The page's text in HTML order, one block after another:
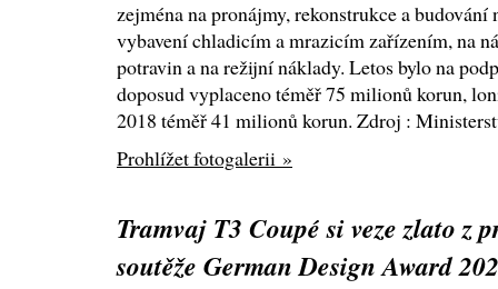
zejména na pronájmy, rekonstrukce a
vybavení chladicím a mrazicím zařízením, na
potravin a na režijní náklady. Letos bylo na
doposud vyplaceno téměř 75 milionů korun,
2018 téměř 41 milionů korun. Zdroj :
Prohlížet fotogalerii »
Tramvaj T3 Coupé si veze zlato z
soutěže German Design Award